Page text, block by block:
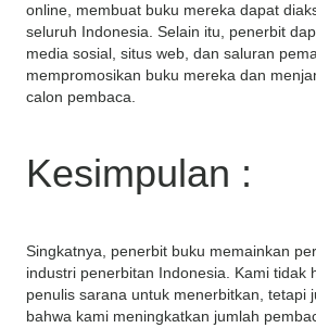
online, membuat buku mereka dapat
seluruh Indonesia. Selain itu, penerbit
media sosial, situs web, dan saluran
mempromosikan buku mereka dan
calon pembaca.
Kesimpulan :
Singkatnya, penerbit buku memainkan
industri penerbitan Indonesia. Kami tidak
penulis sarana untuk menerbitkan, tetapi
bahwa kami meningkatkan jumlah